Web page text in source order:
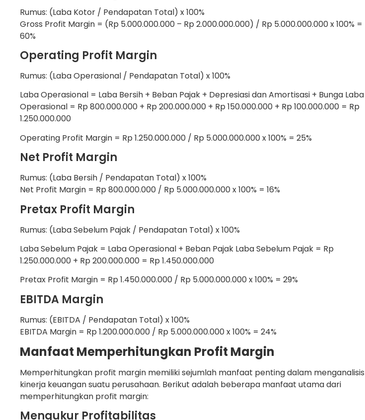
Rumus: (Laba Kotor / Pendapatan Total) x 100%
Gross Profit Margin = (Rp 5.000.000.000 – Rp 2.000.000.000) / Rp 5.000.000.000 x 100% =
60%
Operating Profit Margin
Rumus: (Laba Operasional / Pendapatan Total) x 100%
Laba Operasional = Laba Bersih + Beban Pajak + Depresiasi dan Amortisasi + Bunga Laba
Operasional = Rp 800.000.000 + Rp 200.000.000 + Rp 150.000.000 + Rp 100.000.000 = Rp
1.250.000.000
Operating Profit Margin = Rp 1.250.000.000 / Rp 5.000.000.000 x 100% = 25%
Net Profit Margin
Rumus: (Laba Bersih / Pendapatan Total) x 100%
Net Profit Margin = Rp 800.000.000 / Rp 5.000.000.000 x 100% = 16%
Pretax Profit Margin
Rumus: (Laba Sebelum Pajak / Pendapatan Total) x 100%
Laba Sebelum Pajak = Laba Operasional + Beban Pajak Laba Sebelum Pajak = Rp
1.250.000.000 + Rp 200.000.000 = Rp 1.450.000.000
Pretax Profit Margin = Rp 1.450.000.000 / Rp 5.000.000.000 x 100% = 29%
EBITDA Margin
Rumus: (EBITDA / Pendapatan Total) x 100%
EBITDA Margin = Rp 1.200.000.000 / Rp 5.000.000.000 x 100% = 24%
Manfaat Memperhitungkan Profit Margin
Memperhitungkan profit margin memiliki sejumlah manfaat penting dalam menganalisis
kinerja keuangan suatu perusahaan. Berikut adalah beberapa manfaat utama dari
memperhitungkan profit margin:
Mengukur Profitabilitas